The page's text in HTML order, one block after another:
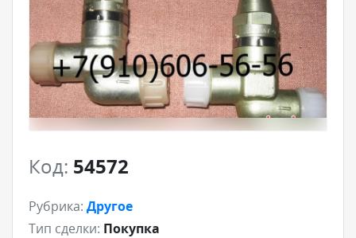
Код: 54572
Рубрика: Другое
Тип сделки: Покупка